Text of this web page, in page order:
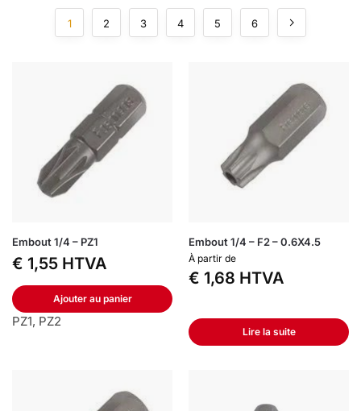
1 2 3 4 5 6
Embout 1/4 – PZ1
€ 1,55 HTVA
Ajouter au panier
PZ1, PZ2
Embout 1/4 – F2 – 0.6X4.5
À partir de
€ 1,68 HTVA
Lire la suite